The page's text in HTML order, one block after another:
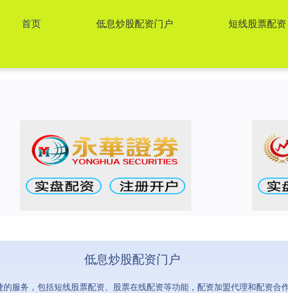
首页 低息炒股配资门户 短线股票配资
低息炒股配资门户
服务，包括短线股票配资、股票在线配资等功能，配资加盟代理和配资合